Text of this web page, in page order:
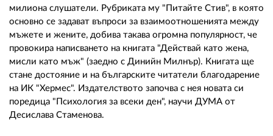
милиона слушатели. Рубриката му "Питайте Стив", в която
основно се задават въпроси за взаимоотношенията между
мъжете и жените, добива такава огромна популярност, че
провокира написването на книгата "Действай като жена,
мисли като мъж" (заедно с Динийн Милнър). Книгата ще
стане достояние и на българските читатели благодарение
на ИК "Хермес". Издателството започва с нея новата си
поредица "Психология за всеки ден", научи ДУМА от
Десислава Стаменова.